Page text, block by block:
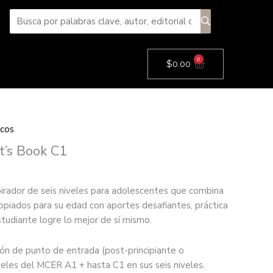
$0.00 0 Cart
Book C1
de seis niveles para adolescentes que combina
para su edad con aportes desafiantes, práctica
logre lo mejor de sí mismo.
de punto de entrada (post-principiante o
del MCER A1 + hasta C1 en sus seis niveles.